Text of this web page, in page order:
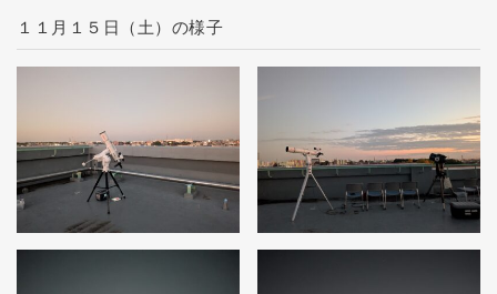
１１月１５日（土）の様子